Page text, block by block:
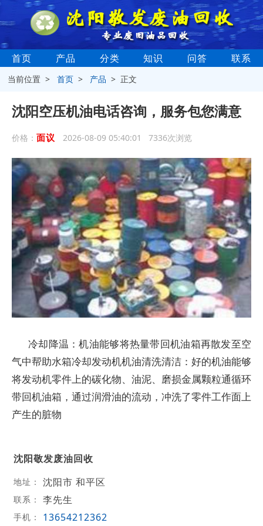
首页 产品 分类 知识 问答 联系
当前位置 >首页 > 产品 > 正文
沈阳空压机油电话咨询，服务包您满意
价格： 面议 2026-08-09 05:40:01 7336次浏览
冷却降温：机油能够将热量带回机油箱再散发至空
气中帮助水箱冷却发动机机油清洗清洁：好的机油能够
将发动机零件上的碳化物、油泥、磨损金属颗粒通循环
带回机油箱，通过润滑油的流动，冲洗了零件工作面上
产生的脏物
沈阳敬发废油回收
地址： 沈阳市 和平区
联系： 李先生
手机： 13654212362